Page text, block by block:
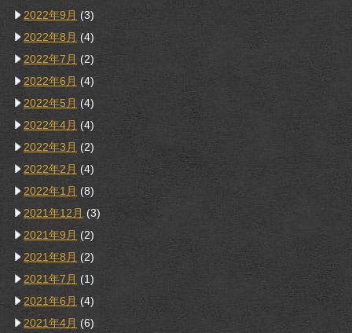
2022年9月 (3)
2022年8月 (4)
2022年7月 (2)
2022年6月 (4)
2022年5月 (4)
2022年4月 (4)
2022年3月 (2)
2022年2月 (4)
2022年1月 (8)
2021年12月 (3)
2021年9月 (2)
2021年8月 (2)
2021年7月 (1)
2021年6月 (4)
2021年4月 (6)